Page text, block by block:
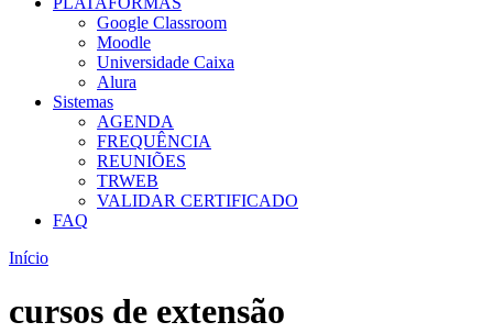
Google Classroom
Moodle
Universidade Caixa
Alura
Sistemas
AGENDA
FREQUÊNCIA
REUNIÕES
TRWEB
VALIDAR CERTIFICADO
FAQ
Início
cursos de extensão